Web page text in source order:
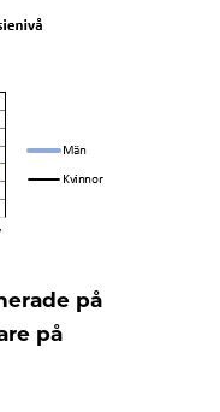
på
på